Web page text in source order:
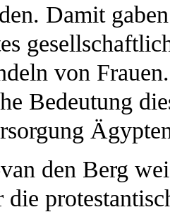
Damit
von
Bedeutung
den Berg